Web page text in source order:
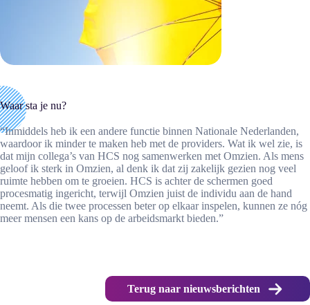
Waar sta je nu?
“Inmiddels heb ik een andere functie binnen Nationale Nederlanden,
waardoor ik minder te maken heb met de providers. Wat ik wel zie, is
dat mijn collega’s van HCS nog samenwerken met Omzien. Als mens
geloof ik sterk in Omzien, al denk ik dat zij zakelijk gezien nog veel
ruimte hebben om te groeien. HCS is achter de schermen goed
procesmatig ingericht, terwijl Omzien juist de individu aan de hand
neemt. Als die twee processen beter op elkaar inspelen, kunnen ze nóg
meer mensen een kans op de arbeidsmarkt bieden.”
Terug naar nieuwsberichten